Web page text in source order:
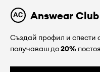
Answear Club
Създай профил и спести
получаваш до20%